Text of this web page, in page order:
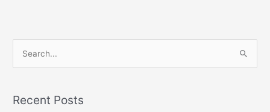
rRecent Posts